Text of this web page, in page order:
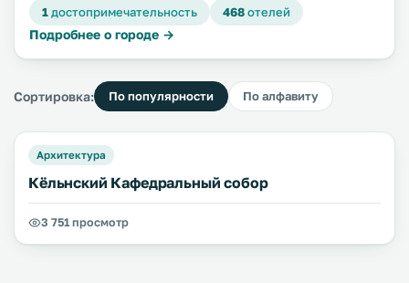
1достопримечательность 468отелей
Подробнее о городе →
Сортировка: По популярности По алфавиту
Архитектура
Кёльнский Кафедральный собор
3 751 просмотр